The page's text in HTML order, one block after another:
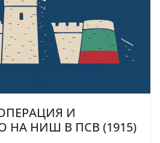
И
НА НИШ В ПСВ (1915)